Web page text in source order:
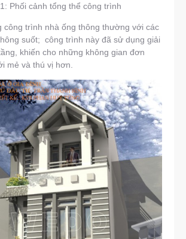
Phối cảnh tổng thể công trình
công trình nhà ống thông thường với các
suốt; công trình này đã sử dụng giải
khiến cho những không gian đơn
mẻ và thú vị hơn.